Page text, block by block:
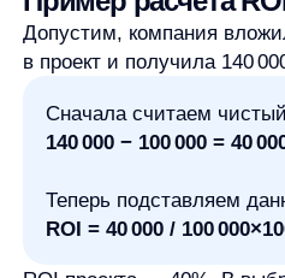
Как понять результат
Сам по себе процент ещё
интерпретировать.
Положительный ROI
выше вложений. Если ROI
в примере выше, вложения